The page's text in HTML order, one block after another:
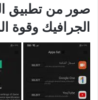
صور من تطبيق
الجرافيك وقوة